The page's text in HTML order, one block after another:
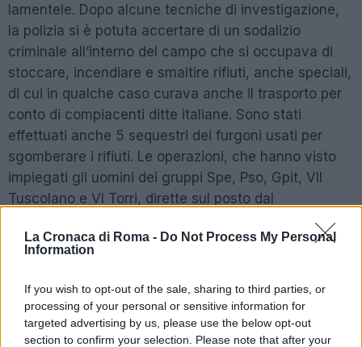
La Cronaca di Roma - Do Not Process My Personal
Information
If you wish to opt-out of the sale, sharing to third parties, or
processing of your personal or sensitive information for
targeted advertising by us, please use the below opt-out
section to confirm your selection. Please note that after your
lamentele. Dopo alcune tecniche di investigazione,
la polizia si è potuta accertare di un sodalizio
criminale all’interno del campo che si occupava di
stoccare, incendiare e smaltire rifiuti, anche speciali,
di cui in qualche caso curava anche il trasporto per
conto di compiacenti ditte italiane. Sono stati
effettuati anche 5 sequestri dei furgoni usati per
sgomberare i rifiuti. Le operazioni, che hanno visto
impiegati gli uomini dei gruppi Spe, Pso, Gpit, VII
Tuscolano e VI Torri, dirette sul posto dal
Maggio,continuano e sono ancora in svolgimento.
5 MAGGIO MUSEI APERTI A ROMA